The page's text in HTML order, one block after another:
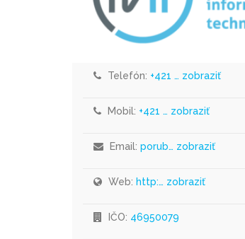
Telefón: +421 … zobraziť
Mobil: +421 … zobraziť
Email: porub… zobraziť
Web: http:… zobraziť
IČO: 46950079